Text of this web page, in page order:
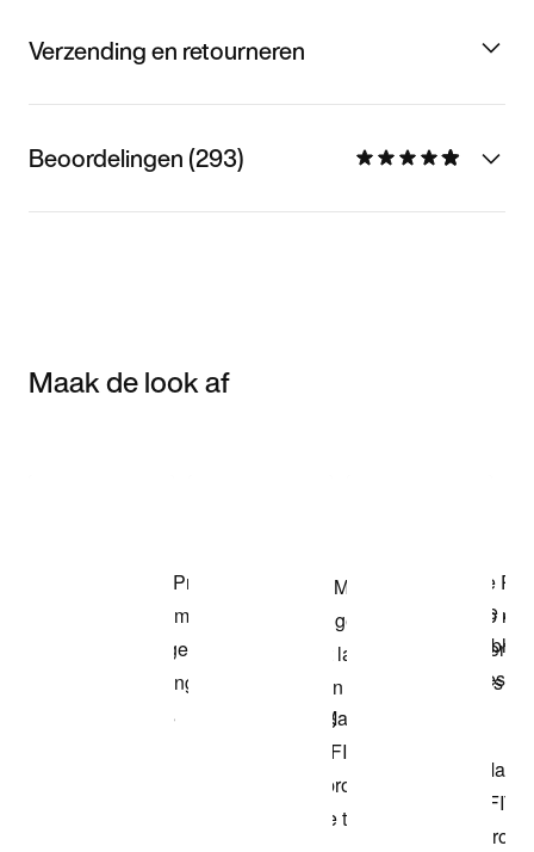
Verzending en retourneren
Beoordelingen (293)
Maak de look af